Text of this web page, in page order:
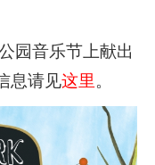
园音乐节上献出
息请见这里。